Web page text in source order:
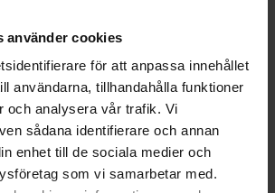
använder cookies
för att anpassa innehållet
användarna, tillhandahålla funktioner
och analysera vår trafik. Vi
sådana identifierare och annan
enhet till de sociala medier och
som vi samarbetar med.